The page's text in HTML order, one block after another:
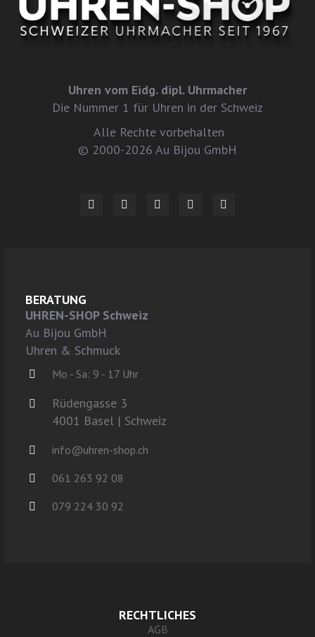
Uhren vom Eidg. dipl. Uhrmacher
Die Nummer 1 für Uhren in der Schweiz
Alle Rechte vorbehalten
© 2000-2026 Au Bijou GmbH
BERATUNG
UHREN-SHOP Schweiz
Au Bijou GmbH
Uhren & Schmuck
Mo - Sa: 9 - 17 Uhr
Rüdengasse 3
4001 Basel | Schweiz
info@uhren-shop.ch
061 263 92 08
079 224 30 92
RECHTLICHES
AGB